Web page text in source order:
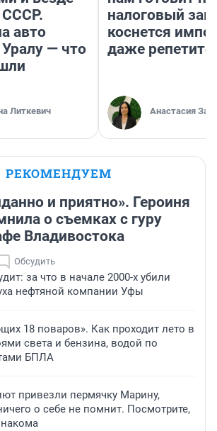
авто
— что
Литкевич
налоговый
коснется
даже
Анастасия
РЕКОМЕНДУЕМ
и приятно». Героиня
о съемках с гуру
Владивостока
Обсудить
за что в начале 2000-х убили
нефтяной компании Уфы
18 поваров». Как проходит лето в
света и бензина, водой по
БПЛА
привезли пермячку Марину,
о себе не помнит. Посмотрите,